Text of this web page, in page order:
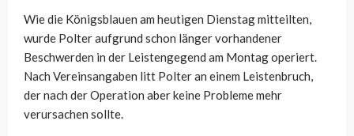
Wie die Königsblauen am heutigen Dienstag mitteilten,
wurde Polter aufgrund schon länger vorhandener
Beschwerden in der Leistengegend am Montag operiert.
Nach Vereinsangaben litt Polter an einem Leistenbruch,
der nach der Operation aber keine Probleme mehr
verursachen sollte.